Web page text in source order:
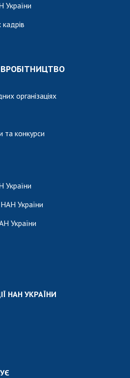
України
організаціях
та конкурси
України
України
України
НАН УКРАЇНИ